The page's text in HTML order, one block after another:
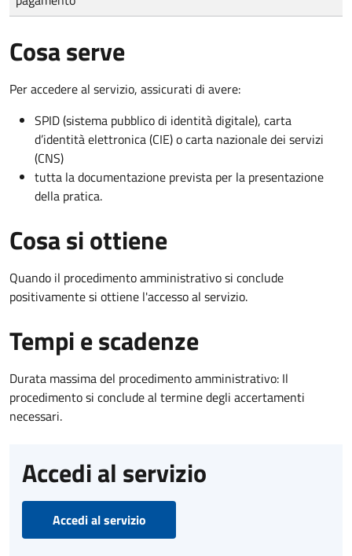
Cosa serve
Per accedere al servizio, assicurati di avere:
SPID (sistema pubblico di identità digitale), carta
d’identità elettronica (CIE) o carta nazionale dei servizi
(CNS)
tutta la documentazione prevista per la presentazione
della pratica.
Cosa si ottiene
Quando il procedimento amministrativo si conclude
positivamente si ottiene l'accesso al servizio.
Tempi e scadenze
Durata massima del procedimento amministrativo: Il
procedimento si conclude al termine degli accertamenti
necessari.
Accedi al servizio
Accedi al servizio